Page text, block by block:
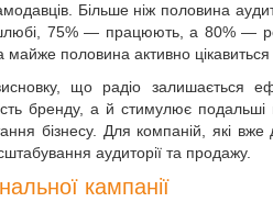
Більше ніж половина
75% — працюють, а 80% —
половина активно
що радіо залишається
бренду, а й стимулює подальші
бізнесу. Для компаній, які вже
аудиторії та продажу.
кампанії